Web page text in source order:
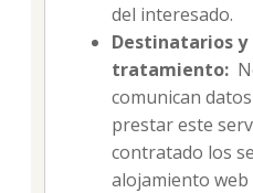
del interesado.
Destinatarios y
tratamiento:
comunican
prestar este
contratado los
alojamiento web